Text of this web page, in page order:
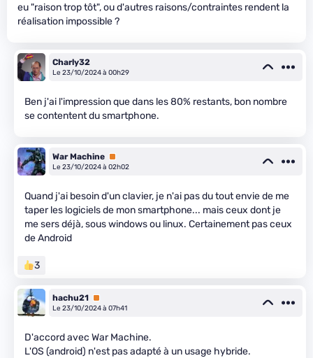
eu "raison trop tôt", ou d'autres raisons/contraintes rendent la
réalisation impossible ?
Charly32
Le 23/10/2024 à 00h29
Ben j'ai l'impression que dans les 80% restants, bon nombre
se contentent du smartphone.
War Machine Premium
Le 23/10/2024 à 02h02
Quand j'ai besoin d'un clavier, je n'ai pas du tout envie de me
taper les logiciels de mon smartphone... mais ceux dont je
me sers déjà, sous windows ou linux. Certainement pas ceux
de Android
3
hachu21 Premium
Le 23/10/2024 à 07h41
D'accord avec War Machine.
L'OS (android) n'est pas adapté à un usage hybride.